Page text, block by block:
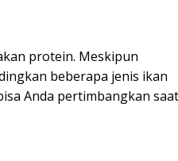
protein. Meskipun
beberapa jenis ikan
Anda pertimbangkan saat